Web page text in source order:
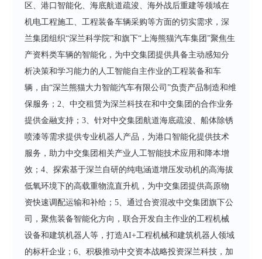
区、港口智能化、海底航道疏浚、海外战后重建等领域在
机电工程施工、工程装备车辆采购等方面的切实需求，深
兰集团组织“深兰科学院”和旗下“上海熊猫汽车集团”聚焦生
产资料类车辆的智能化，为中交集团提供具备主动感知分
析决策和学习能力的人工智能自主作业的工程装备和车
辆，由“深兰熊猫大力智能汽车有限公司”负责产品制造和维
保服务；2、中交租赁为深兰科技在和中交集团的合作业务
提供金融支持；3、针对中交集团航道海底疏浚、船体除锈
喷漆等需求提供专业机器人产品，为港口智能化提供技术
服务，助力中交集团相关产业人工智能技术应用和降本增
效；4、探索基于深兰自研的纯电涵道增压发动机的高海拔
低氧环境下的高载重物流直升机，为中交集团提供高原物
资快速调配运输和补给；5、通过合资混改中交集团旗下公
司，聚焦装备智能化方向，联合开发自主作业的工程机械
设备和建筑机器人等，打造AI+工程机械和建筑机器人领域
的标杆企业；6、积极推动中交资本战略投资深兰科技，加